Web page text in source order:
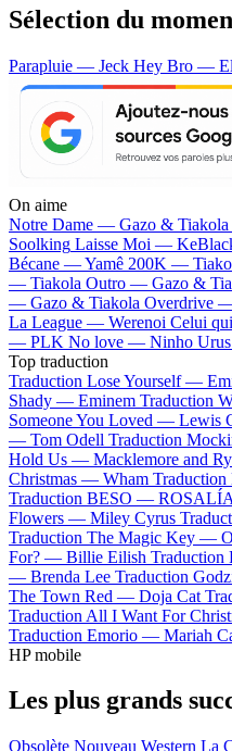
Sélection du
Parapluie — Jeck Hey Bro —
On aime
Notre Dame — Gazo & Tiakola
Soolking Laisse Moi —
Bécane —Yamê 200K —
— Tiakola Outro — Gazo &
— Gazo & Tiakola Overdrive
La League — Werenoi Celui
— PLK No love — Ninho
Top traduction
Traduction Lose Yourself —
Shady — Eminem Traduction
Someone You Loved — Lewis
— Tom Odell Traduction
Hold Us — Macklemore and
Christmas — Wham
Traduction BESO —
Flowers — Miley Cyrus
Traduction The Magic Key —
For? — Billie Eilish Traduction
— Brenda Lee Traduction
The Town Red — Doja Cat
Traduction All I Want For
Traduction Emorio — Mariah
HP mobile
Les plus grands
Obsolète Nouveau Western La